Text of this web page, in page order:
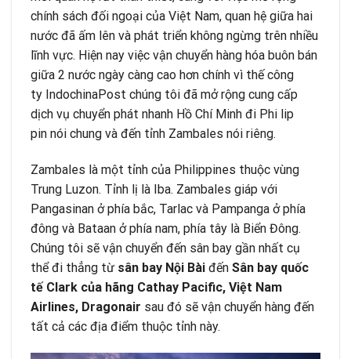
chính sách đối ngoại của Việt Nam, quan hệ giữa hai
nước đã ấm lên và phát triển không ngừng trên nhiều
lĩnh vực. Hiện nay việc vận chuyển hàng hóa buôn bán
giữa 2 nước ngày càng cao hơn chính vì thế công
ty IndochinaPost chúng tôi đã mở rộng cung cấp
dịch vụ chuyển phát nhanh Hồ Chí Minh đi Phi lip
pin nói chung và đến tỉnh Zambales nói riêng.
Zambales là một tỉnh của Philippines thuộc vùng
Trung Luzon. Tỉnh lị là Iba. Zambales giáp với
Pangasinan ở phía bắc, Tarlac và Pampanga ở phía
đông và Bataan ở phía nam, phía tây là Biển Đông.
Chúng tôi sẽ vận chuyển đến sân bay gần nhất cụ
thể đi thẳng từ sân bay Nội Bài đến Sân bay quốc
tế Clark của hãng Cathay Pacific, Việt Nam
Airlines, Dragonair sau đó sẽ vận chuyển hàng đến
tất cả các địa điểm thuộc tỉnh này.